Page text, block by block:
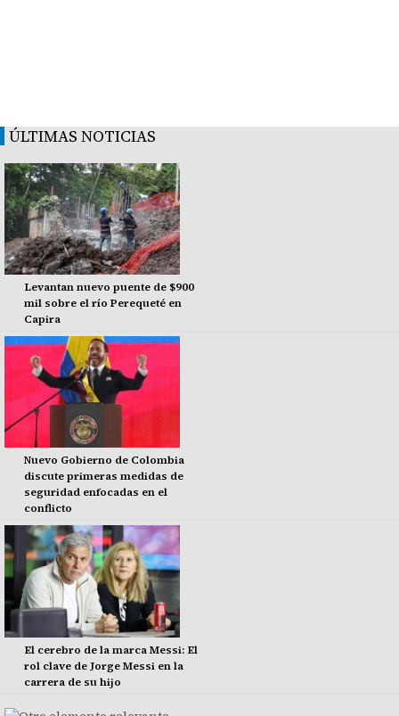
ÚLTIMAS NOTICIAS
Levantan nuevo puente de $900
mil sobre el río Perequeté en
Capira
Nuevo Gobierno de Colombia
discute primeras medidas de
seguridad enfocadas en el
conflicto
El cerebro de la marca Messi: El
rol clave de Jorge Messi en la
carrera de su hijo